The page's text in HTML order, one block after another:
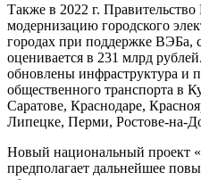
Также в 2022 г.
модернизацию городского
городах при поддержке ВЭБа,
оценивается в 231 млрд
обновлены инфраструктура и
общественного транспорта в
Саратове, Краснодаре,
Липецке, Перми, Ростове-на-
Новый национальный проект
предполагает дальнейшее